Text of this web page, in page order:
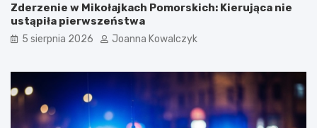
Zderzenie w Mikołajkach Pomorskich: Kierująca nie
ustąpiła pierwszeństwa
5 sierpnia 2026 Joanna Kowalczyk